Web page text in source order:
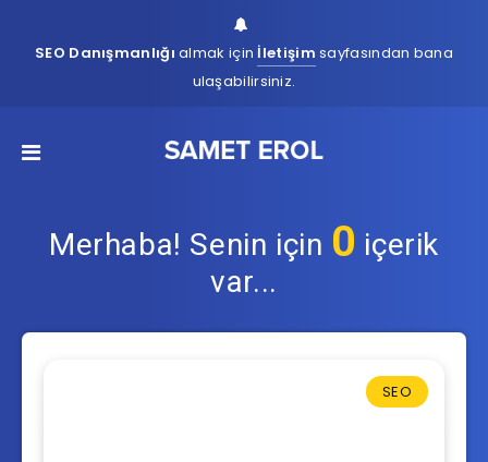
SEO Danışmanlığı almak için İletişim sayfasından bana
ulaşabilirsiniz.
Merhaba! Senin için 0 içerik
var...
SEO